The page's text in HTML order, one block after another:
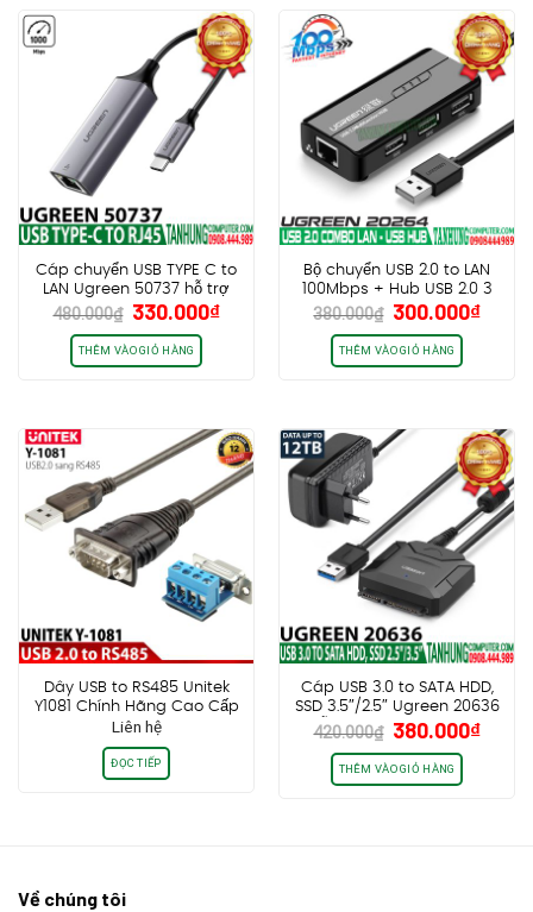
Cáp chuyển USB TYPE C to
LAN Ugreen 50737 hỗ trợ
1000Mbps vỏ nhôm Cao
Cấp Chính Hãng
480.000₫ Giá
gốc
là:
480.000₫.
330.000₫Giá
THÊM VÀO GIỎ HÀNG
Bộ chuyển USB 2.0 to LAN
100Mbps + Hub USB 2.0 3
Cổng Ugreen 20264
380.000₫ Giá
gốc
là:
380.000₫.
300.000₫Giá
THÊM VÀO GIỎ HÀNG
Dây USB to RS485 Unitek
Y1081 Chính Hãng Cao Cấp
Liên hệ
ĐỌC TIẾP
Cáp USB 3.0 to SATA HDD,
SSD 3.5″/2.5″ Ugreen 20636
hỗ trợ 12TB, kèm nguồn
12V/2A Chính hãng cao cấp
420.000₫ Giá
gốc
là:
420.000₫.
380.000₫Giá
THÊM VÀO GIỎ HÀNG
Về chúng tôi